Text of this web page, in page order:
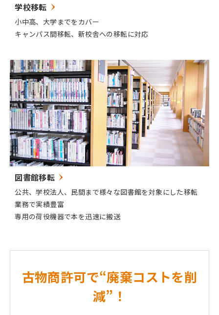
学校移転
小中高、大学までをカバー
キャンパス間移転、新校舎への移転に対応
図書館移転
公共、学校法人、民間まで様々な図書館を対象にした移転
業務で実績豊富
専用の荷役機器で本を迅速に搬送
古物商許可で“廃棄コストを削
減”！